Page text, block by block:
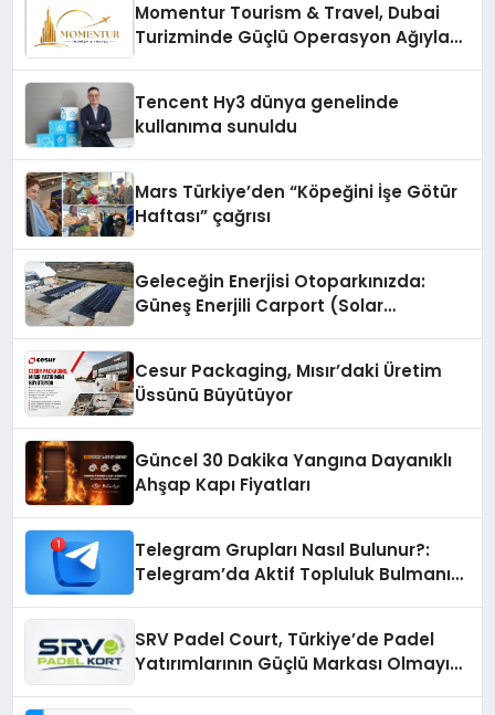
Momentur Tourism & Travel, Dubai
Turizminde Güçlü Operasyon Ağıyla
Tencent Hy3 dünya genelinde
kullanıma sunuldu
Mars Türkiye’den “Köpeğini İşe Götür
Haftası” çağrısı
Geleceğin Enerjisi Otoparkınızda:
Güneş Enerjili Carport (Solar
Cesur Packaging, Mısır’daki Üretim
Üssünü Büyütüyor
Güncel 30 Dakika Yangına Dayanıklı
Ahşap Kapı Fiyatları
Telegram Grupları Nasıl Bulunur?:
Telegram’da Aktif Topluluk Bulmanın
SRV Padel Court, Türkiye’de Padel
Yatırımlarının Güçlü Markası Olmayı